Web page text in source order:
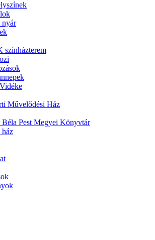
nyár
színházterem
Művelődési Ház
Béla Pest Megyei Könyvtár
ház